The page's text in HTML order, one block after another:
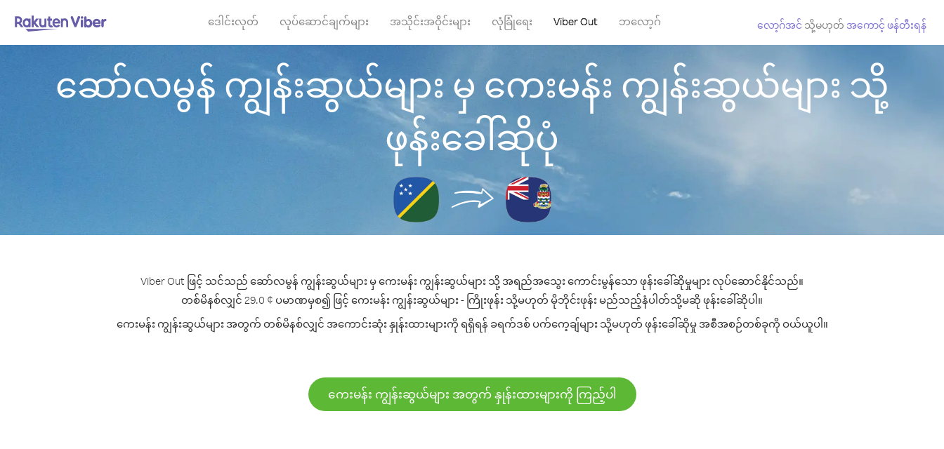
ဒေါင်းလုတ် လုပ်ဆောင်ချက်များ အသိုင်းအဝိုင်းများ လုံခြုံရေး Viber Out ဘလော့ဂ် လော့ဂ်အင် သို့မဟုတ် အကောင့် ဖန်တီးရန်
ဆော်လမွန် ကျွန်းဆွယ်များ မှ ကေးမန်း ကျွန်းဆွယ်များ သို့
ဖုန်းခေါ်ဆိုပုံ
Viber Out ဖြင့် သင်သည် ဆော်လမွန် ကျွန်းဆွယ်များ မှ ကေးမန်း ကျွန်းဆွယ်များ သို့ အရည်အသွေး ကောင်းမွန်သော ဖုန်းခေါ်ဆိုမှုများ လုပ်ဆောင်နိုင်သည်။
တစ်မိနစ်လျှင် 29.0 ¢ ပမာဏမှစ၍ ဖြင့် ကေးမန်း ကျွန်းဆွယ်များ - ကြိုးဖုန်း သို့မဟုတ် မိုဘိုင်းဖုန်း မည်သည့်နံပါတ်သို့မဆို ဖုန်းခေါ်ဆိုပါ။
ကေးမန်း ကျွန်းဆွယ်များ အတွက် တစ်မိနစ်လျှင် အကောင်းဆုံး နှုန်းထားများကို ရရှိရန် ခရက်ဒစ် ပက်ကေ့ချ်များ သို့မဟုတ် ဖုန်းခေါ်ဆိုမှု အစီအစဉ်တစ်ခုကို ဝယ်ယူပါ။
ကေးမန်း ကျွန်းဆွယ်များ အတွက် နှုန်းထားများကို ကြည့်ပါ